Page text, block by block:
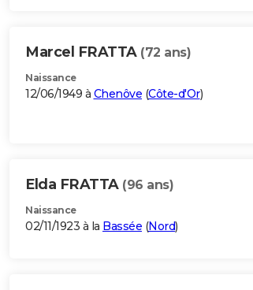
Marcel FRATTA (72 ans)
Naissance
12/06/1949 à Chenôve (Côte-d'Or)
Elda FRATTA (96 ans)
Naissance
02/11/1923 à la Bassée (Nord)